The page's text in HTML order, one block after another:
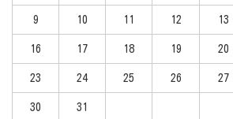
9 10 11 12 13
16 17 18 19 20
23 24 25 26 27
30 31